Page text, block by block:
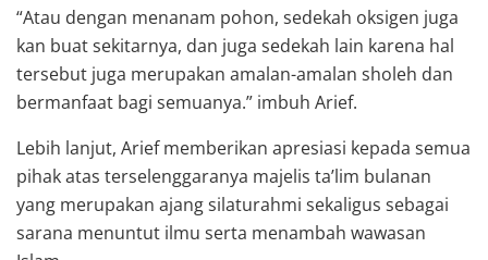
“Atau dengan menanam pohon, sedekah oksigen juga
kan buat sekitarnya, dan juga sedekah lain karena hal
tersebut juga merupakan amalan-amalan sholeh dan
bermanfaat bagi semuanya.” imbuh Arief.
Lebih lanjut, Arief memberikan apresiasi kepada semua
pihak atas terselenggaranya majelis ta’lim bulanan
yang merupakan ajang silaturahmi sekaligus sebagai
sarana menuntut ilmu serta menambah wawasan